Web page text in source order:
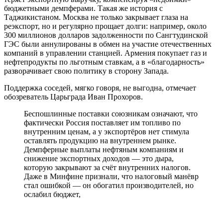
бюджетными демпферами. Такая же история с
Таджикистаном. Москва не только закрывает глаза на
реэкспорт, но и регулярно прощает долги: например, около
300 миллионов долларов задолженности по Сангтудинской
ГЭС были аннулированы в обмен на участие отечественных
компаний в управлении станцией. Армения покупает газ и
нефтепродукты по льготным ставкам, а в «благодарность»
разворачивает свою политику в сторону Запада.
Поддержка соседей, мягко говоря, не выгодна, отмечает
обозреватель Царьграда Иван Прохоров.
Беспошлинные поставки союзникам означают, что
фактически Россия поставляет им топливо по
внутренним ценам, а у экспортёров нет стимула
оставлять продукцию на внутреннем рынке.
Демпферные выплаты нефтяным компаниям и
снижение экспортных доходов — это дыра,
которую закрывают за счёт внутренних налогов.
Даже в Минфине признали, что налоговый манёвр
стал ошибкой — он обогатил производителей, но
ослабил бюджет,